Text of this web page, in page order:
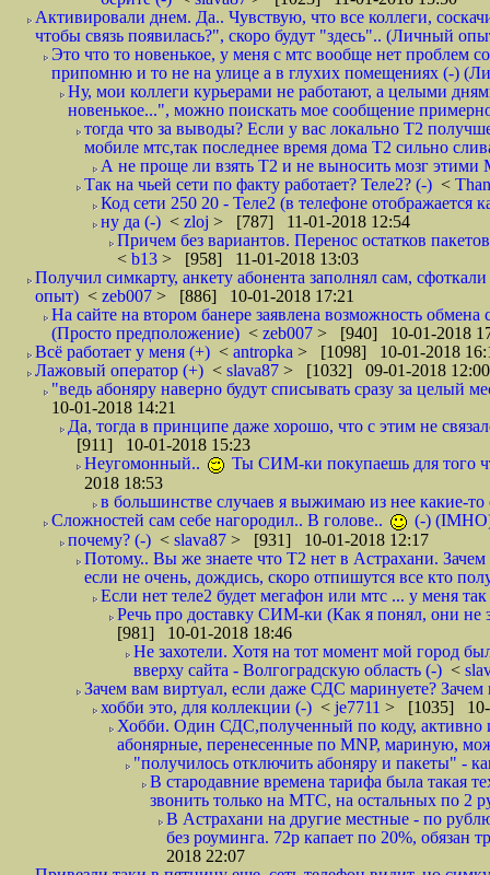
Активировали днем. Да.. Чувствую, что все коллеги,
чтобы связь появилась?", скоро будут "здесь".. (Личный
Это что то новенькое, у меня с мтс вообще нет проблем
припомню и то не на улице а в глухих помещениях (-)
Ну, мои коллеги курьерами не работают, а целыми
новенькое...", можно поискать мое сообщение
тогда что за выводы? Если у вас локально Т2
мобиле мтс,так последнее время дома Т2 сильно
А не проще ли взять Т2 и не выносить мозг
Так на чьей сети по факту работает? Теле2? (-) <
Код сети 250 20 - Теле2 (в телефоне отображается
ну да (-) < zloj > [787] 11-01-2018 12:54
Причем без вариантов. Перенос остатков
< b13 > [958] 11-01-2018 13:03
Получил симкарту, анкету абонента заполнял сам,
опыт) < zeb007 > [886] 10-01-2018 17:21
На сайте на втором банере заявлена возможность
(Просто предположение) < zeb007 > [940] 10-01-2018
Всё работает у меня (+) < antropka > [1098] 10-01-2018
Лажовый оператор (+) < slava87 > [1032] 09-01-2018 12:00
"ведь абоняру наверно будут списывать сразу за целый
10-01-2018 14:21
Да, тогда в принципе даже хорошо, что с этим не
[911] 10-01-2018 15:23
Неугомонный..
Ты СИМ-ки покупаешь для того
2018 18:53
в большинстве случаев я выжимаю из нее какие-то
Сложностей сам себе нагородил.. В голове..
(-)
почему? (-) < slava87 > [931] 10-01-2018 12:17
Потому.. Вы же знаете что Т2 нет в Астрахани.
если не очень, дождись, скоро отпишутся все кто
Если нет теле2 будет мегафон или мтс ... у меня
Речь про доставку СИМ-ки (Как я понял, они не
[981] 10-01-2018 18:46
Не захотели. Хотя на тот момент мой город
вверху сайта - Волгоградскую область (-) <
Зачем вам виртуал, если даже СДС маринуете?
хобби это, для коллекции (-) < je7711 > [1035] 10-
Хобби. Один СДС,полученный по коду, активно
абонярные, перенесенные по MNP, мариную,
"получилось отключить абоняру и пакеты" -
В стародавние времена тарифа была такая
звонить только на МТС, на остальных по 2
В Астрахани на другие местные - по
без роуминга. 72р капает по 20%, обязан
2018 22:07